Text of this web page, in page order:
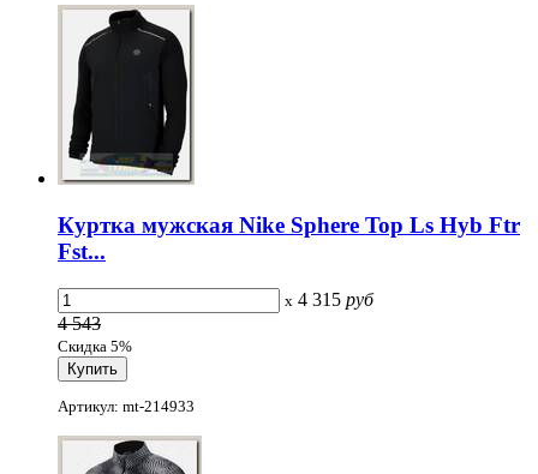
Куртка мужская Nike Sphere Top Ls Hyb Ftr
Fst...
x 4 315 руб
4 543
Скидка 5%
Артикул: mt-214933